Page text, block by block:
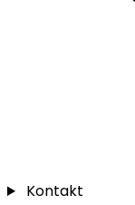
Kontakt